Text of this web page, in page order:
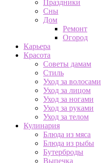
Праздники
Сны
Дом
Ремонт
Огород
Карьера
Красота
Советы дамам
Стиль
Уход за волосами
Уход за лицом
Уход за ногами
Уход за руками
Уход за телом
Кулинария
Блюда из мяса
Блюда из рыбы
Бутерброды
Выпечка